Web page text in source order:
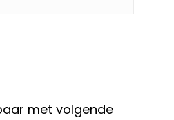
met volgende